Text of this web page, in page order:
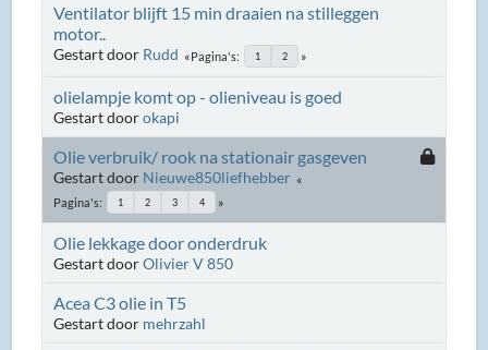
Ventilator blijft 15 min draaien na stilleggen
motor..
Gestart door Rudd Pagina's 1 2
olielampje komt op - olieniveau is goed
Gestart doorokapi
Olie verbruik/ rook na stationair gasgeven
Gestart door Nieuwe850liefhebber
Pagina's 1 2 3 4
Olie lekkage door onderdruk
Gestart doorOlivier V 850
Acea C3 olie in T5
Gestart door mehrzahl